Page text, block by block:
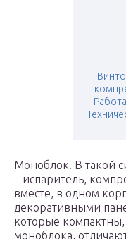
Моноблок. В такой
– испаритель,
вместе, в одном
декоративными
которые
моноблока,